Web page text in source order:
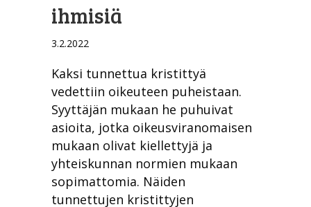
ihmisiä
3.2.2022
Kaksi tunnettua kristittyä
vedettiin oikeuteen puheistaan.
Syyttäjän mukaan he puhuivat
asioita, jotka oikeusviranomaisen
mukaan olivat kiellettyjä ja
yhteiskunnan normien mukaan
sopimattomia. Näiden
tunnettujen kristittyjen